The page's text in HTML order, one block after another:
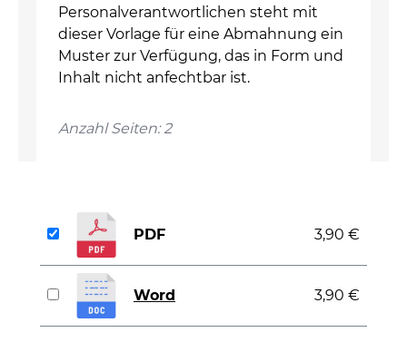
Personalverantwortlichen steht mit
dieser Vorlage für eine Abmahnung ein
Muster zur Verfügung, das in Form und
Inhalt nicht anfechtbar ist.
Anzahl Seiten: 2
PDF 3,90 €
Word 3,90 €